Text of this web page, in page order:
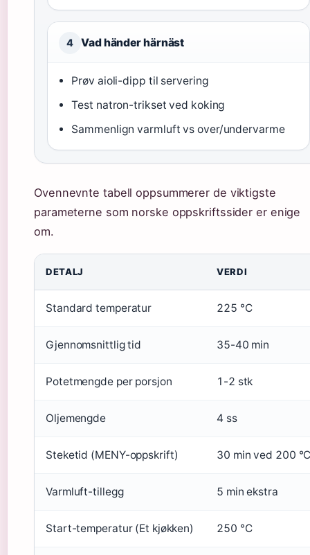
4 Vad händer härnäst
Prøv aioli-dipp til servering
Test natron-trikset ved koking
Sammenlign varmluft vs over/undervarme
Ovennevnte tabell oppsummerer de viktigste
parameterne som norske oppskriftssider er enige
om.
DETALJ VERDI
Standard temperatur 225 °C
Gjennomsnittlig tid 35-40 min
Potetmengde per porsjon 1-2 stk
Oljemengde 4 ss
Steketid (MENY-oppskrift) 30 min ved 200
Varmluft-tillegg 5 min ekstra
Start-temperatur (Et kjøkken) 250 °C